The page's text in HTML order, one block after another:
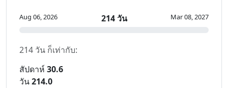
Aug 06, 2026 214 วัน Mar 08, 2027
214 วัน ก็เท่ากับ:
สัปดาห์ 30.6
วัน214.0